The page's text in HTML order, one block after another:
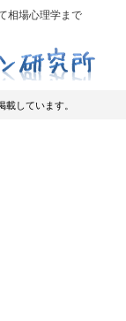
相場心理学まで
しています。